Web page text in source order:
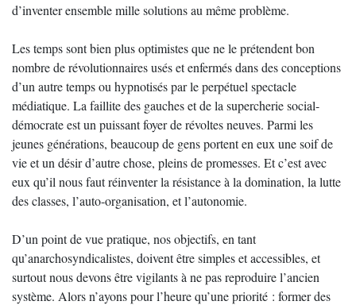
d’inventer ensemble mille solutions au même problème.
Les temps sont bien plus optimistes que ne le prétendent bon
nombre de révolutionnaires usés et enfermés dans des conceptions
d’un autre temps ou hypnotisés par le perpétuel spectacle
médiatique. La faillite des gauches et de la supercherie social-
démocrate est un puissant foyer de révoltes neuves. Parmi les
jeunes générations, beaucoup de gens portent en eux une soif de
vie et un désir d’autre chose, pleins de promesses. Et c’est avec
eux qu’il nous faut réinventer la résistance à la domination, la lutte
des classes, l’auto-organisation, et l’autonomie.
D’un point de vue pratique, nos objectifs, en tant
qu’anarchosyndicalistes, doivent être simples et accessibles, et
surtout nous devons être vigilants à ne pas reproduire l’ancien
système. Alors n’ayons pour l’heure qu’une priorité : former des